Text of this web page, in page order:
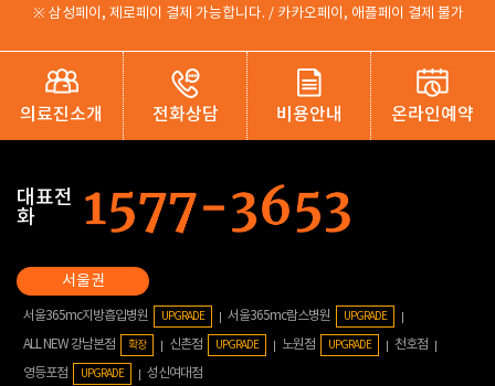
※ 삼성페이, 제로페이 결제 가능합니다. / 카카오페이, 애플페이 결제 불가
의료진소개 전화상담 비용안내 온라인예약
대표전
화
서울365mc지방흡입병원 UPGRADE 서울365mc람스병원 UPGRADE
ALL NEW 강남본점 확장 신촌점 UPGRADE 노원점 UPGRADE
천호점
영등포점
UPGRADE 성신여대점